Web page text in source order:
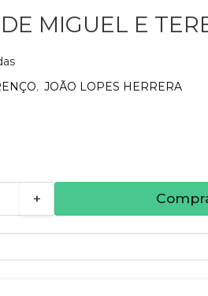
MIGUEL E
JOÃO LOPES HERRERA
+